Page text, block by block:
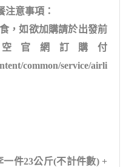
注意事項：
，如欲加購請於出發前
官網訂購付
common/service/airli
件23公斤(不計件數) +